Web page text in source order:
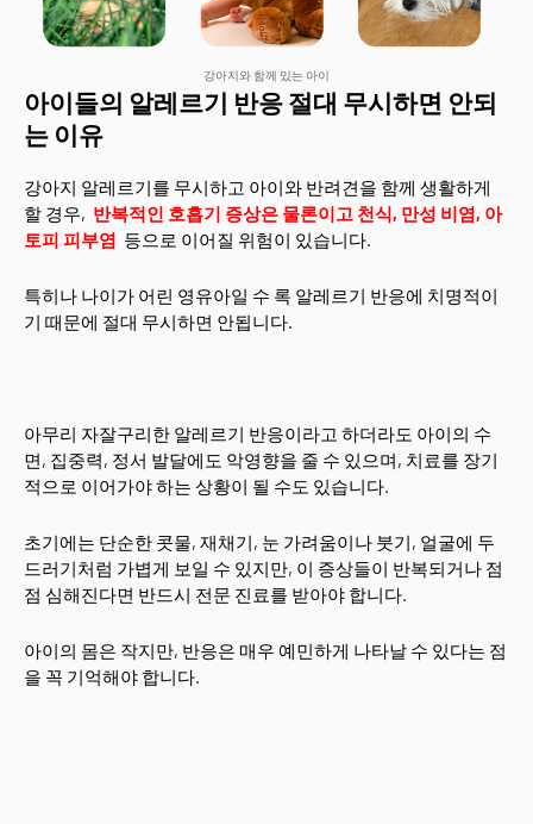
강아지와 함께 있는 아이
아이들의 알레르기 반응 절대 무시하면 안되
는 이유
강아지 알레르기를 무시하고 아이와 반려견을 함께 생활하게
할 경우, 반복적인 호흡기 증상은 물론이고 천식, 만성 비염, 아
토피 피부염 등으로 이어질 위험이 있습니다.
특히나 나이가 어린 영유아일 수 록 알레르기 반응에 치명적이
기 때문에 절대 무시하면 안됩니다.
아무리 자잘구리한 알레르기 반응이라고 하더라도 아이의 수
면, 집중력, 정서 발달에도 악영향을 줄 수 있으며, 치료를 장기
적으로 이어가야 하는 상황이 될 수도 있습니다.
초기에는 단순한 콧물, 재채기, 눈 가려움이나 붓기, 얼굴에 두
드러기처럼 가볍게 보일 수 있지만, 이 증상들이 반복되거나 점
점 심해진다면 반드시 전문 진료를 받아야 합니다.
아이의 몸은 작지만, 반응은 매우 예민하게 나타날 수 있다는 점
을 꼭 기억해야 합니다.